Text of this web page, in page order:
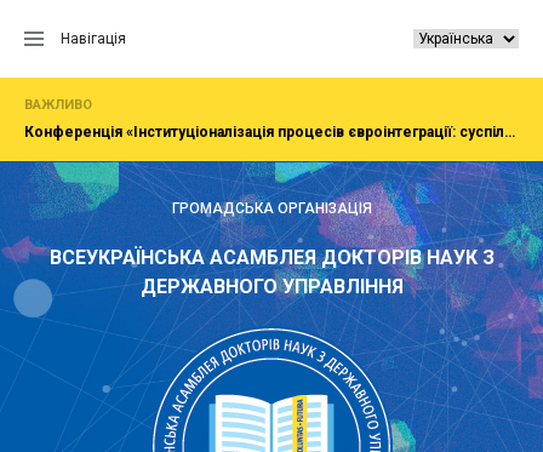
Навігація
ВАЖЛИВО
Конференція «Інституціоналізація процесів євроінтеграції: суспільство, економіка, адміністрування»
ГРОМАДСЬКА ОРГАНІЗАЦІЯ
ВСЕУКРАЇНСЬКА АСАМБЛЕЯ ДОКТОРІВ НАУК З
ДЕРЖАВНОГО УПРАВЛІННЯ